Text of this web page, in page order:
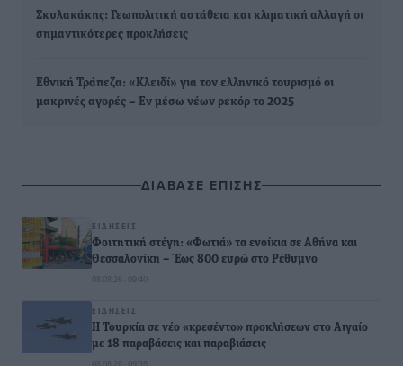
Σκυλακάκης: Γεωπολιτική αστάθεια και κλιματική αλλαγή οι
σημαντικότερες προκλήσεις
Εθνική Τράπεζα: «Κλειδί» για τον ελληνικό τουρισμό οι
μακρινές αγορές – Εν μέσω νέων ρεκόρ το 2025
ΔΙΑΒΑΣΕ ΕΠΙΣΗΣ
ΕΙΔΉΣΕΙΣ
Φοιτητική στέγη: «Φωτιά» τα ενοίκια σε Αθήνα και
Θεσσαλονίκη – Έως 800 ευρώ στο Ρέθυμνο
08.08.26 · 09:40
ΕΙΔΉΣΕΙΣ
Η Τουρκία σε νέο «κρεσέντο» προκλήσεων στο Αιγαίο
με 18 παραβάσεις και παραβιάσεις
08.08.26 · 09:36